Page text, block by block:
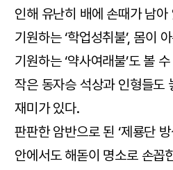
인해 유난히 배에 손때가 남
기원하는 ‘학업성취불’, 몸이
기원하는 ‘약사여래불’도 볼
작은 동자승 석상과 인형들도
재미가 있다.
판판한 암반으로 된 ‘제룡단
안에서도 해돋이 명소로 손꼽